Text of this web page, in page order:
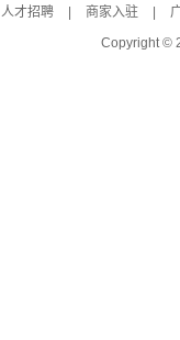
人才招聘 商家入驻
Copyright ©